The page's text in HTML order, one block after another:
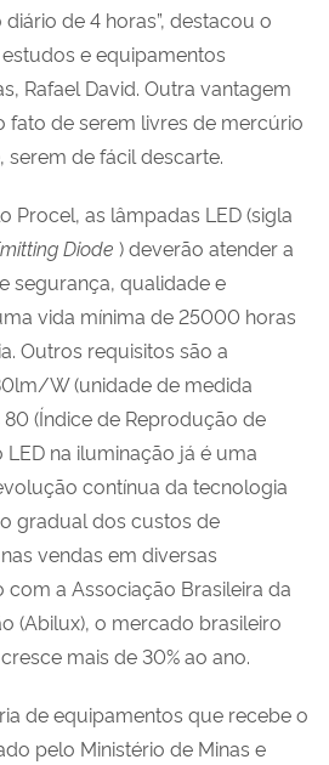
de 4 horas”, destacou o
e equipamentos
Rafael David. Outra vantagem
fato de serem livres de mercúrio
de fácil descarte.
Procel, as lâmpadas LED (sigla
Diode ) deverão atender a
segurança, qualidade e
vida mínima de 25000 horas
Outros requisitos são a
W (unidade de medida
80 (Índice de Reprodução de
na iluminação já é uma
contínua da tecnologia
gradual dos custos de
vendas em diversas
com a Associação Brasileira da
(Abilux), o mercado brasileiro
mais de 30% ao ano.
de equipamentos que recebe o
pelo Ministério de Minas e